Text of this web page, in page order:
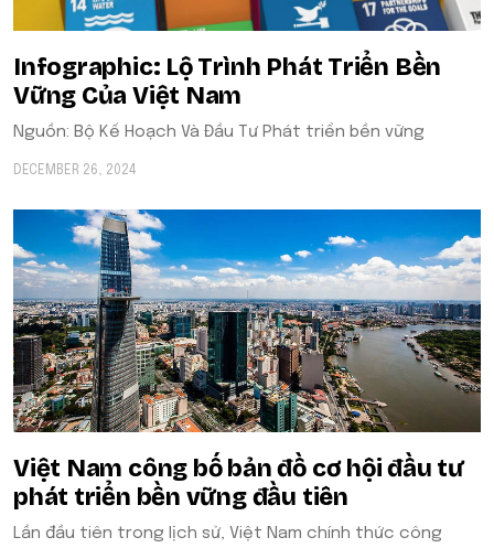
Infographic: Lộ Trình Phát Triển Bền
Vững Của Việt Nam
Nguồn: Bộ Kế Hoạch Và Đầu Tư Phát triển bền vững
DECEMBER 26, 2024
Việt Nam công bố bản đồ cơ hội đầu tư
phát triển bền vững đầu tiên
Lần đầu tiên trong lịch sử, Việt Nam chính thức công